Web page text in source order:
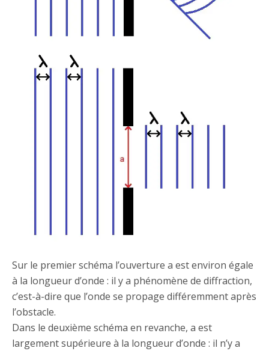
Sur le premier schéma l’ouverture a est environ égale
à la longueur d’onde : il y a phénomène de diffraction,
c’est-à-dire que l’onde se propage différemment après
l’obstacle.
Dans le deuxième schéma en revanche, a est
largement supérieure à la longueur d’onde : il n’y a